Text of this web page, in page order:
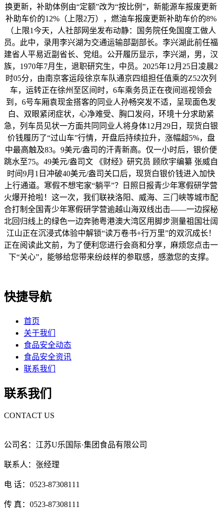
换更新，补助体例由“定额”改为“按比例”，新能源车报废更新
补助车价的12%（上限2万），燃油车报废更新补助车价的8%
（上限1今天，人社部网坐发布动静：国务院任免国度工做人
员。此中，录用李兴湖为交通运输部副部长。李兴湖此前任福
建省人平易近副省长、党组。公开履历显示，李兴湖，男，汉
族，1970年7月生，退职研究生，中员。2025年12月25日凌晨2
时05分，由南京客运段徐京车队通京四组担任值乘的Z52次列
车，运转正在徐州至区间时，6车乘务员正在夜间巡视领会
到，6号车厢袁现金搭客的同业人孙畅突发不适，呈现面色发
白、双眼紧闭症状，心净难受、胸口发闷，环境十分求助紧
急，列车员见状一方面共同同业人将身体12月29日，现货白银
价钱履历了“过山车”行情，开盘后持续拉升，涨幅超5%，盘
中最高触及83。9美元/盎司的汗青新高。仅一小时后，银价便
跳水至75。49美元/盎司文 《财经》研究员 顾欣宇编纂 张威自
时间9月1日冲破40美元/盎司关口后，现货白银价钱进入加快
上行通道。寒假不想宅家“躺平”？日照日报青少年寒假研学营
火爆开抢啦！这一次，我们联袂洛阳、威海、三门峡等城市配
合打制全国青少年寒假研学营逾越山海双线出击——一边探秘
北回归线上的绿色一边奔驰粤港澳大湾区用脚步测量祖国壮阔
江山正在沉浸式体验中解锁“读万卷书+行万里”的双沉成长！
正在阅读此文前，为了便利您进行会商和分享，麻烦您点击一
下“关心”，能够给您带来纷歧样的参取感，感激您的支撑。
快捷导航
首页
关于我们
食品安全动态
食品安全资讯
联系我们
联系我们
CONTACT US
公司名：江苏U乐国际·集团食品有限公司
联系人：张经理
电 话：0523-87308111
传 真：0523-87308111